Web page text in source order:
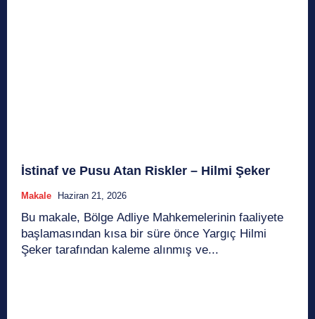
İstinaf ve Pusu Atan Riskler – Hilmi Şeker
Makale Haziran 21, 2026
Bu makale, Bölge Adliye Mahkemelerinin faaliyete
başlamasından kısa bir süre önce Yargıç Hilmi
Şeker tarafından kaleme alınmış ve...